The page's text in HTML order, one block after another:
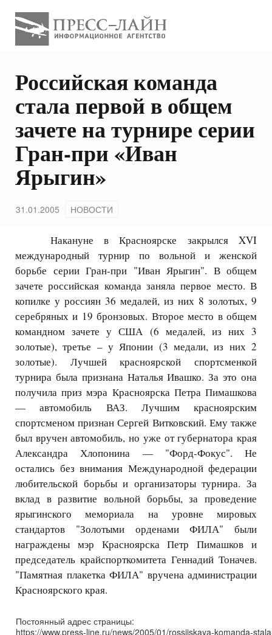
Российская команда
стала первой в общем
зачете на турнире серии
Гран-при «Иван
Ярыгин»
31.01.2005 НОВОСТИ
Накануне в Красноярске закрылся XVI
международный турнир по вольной и женской
борьбе серии Гран-при "Иван Ярыгин". В общем
зачете российская команда заняла первое место. В
копилке у россиян 36 медалей, из них 8 золотых, 9
серебряных и 19 бронзовых. Второе место в общем
командном зачете у США (6 медалей, из них 3
золотые), третье – у Японии (3 медали, из них 2
золотые). Лучшей красноярской спортсменкой
турнира была признана Наталья Ивашко. За это она
получила приз мэра Красноярска Петра Пимашкова
— автомобиль ВАЗ. Лучшим красноярским
спортсменом признан Сергей Витковский. Ему также
был вручен автомобиль, но уже от губернатора края
Александра Хлопонина — "Форд-Фокус". Не
остались без внимания Международной федерации
любительской борьбы и организаторы турнира. За
вклад в развитие вольной борьбы, за проведение
ярыгинского мемориала на уровне мировых
стандартов "Золотыми орденами ФИЛА" были
награждены мэр Красноярска Петр Пимашков и
председатель крайспорткомитета Геннадий Тоначев.
"Памятная плакетка ФИЛА" вручена администрации
Красноярского края.
Постоянный адрес страницы:
https://www.press-line.ru/news/2005/01/rossijskaya-komanda-